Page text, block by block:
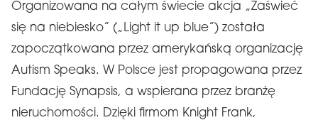
Organizowana na całym świecie akcja „Zaświeć
się na niebiesko” („Light it up blue”) została
zapoczątkowana przez amerykańską organizację
Autism Speaks. W Polsce jest propagowana przez
Fundację Synapsis, a wspierana przez branżę
nieruchomości. Dzięki firmom Knight Frank,